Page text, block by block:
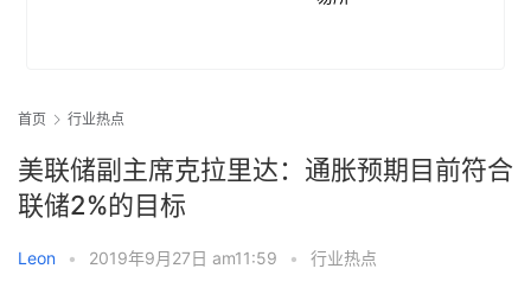
首页 行业热点
美联储副主席克拉里达：通胀预期目前符合
联储2%的目标
Leon • 2019年9月27日 am11:59 • 行业热点